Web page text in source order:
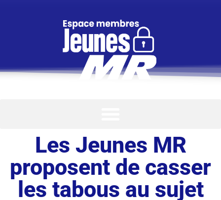
Les Jeunes MR
proposent de casser
les tabous au sujet